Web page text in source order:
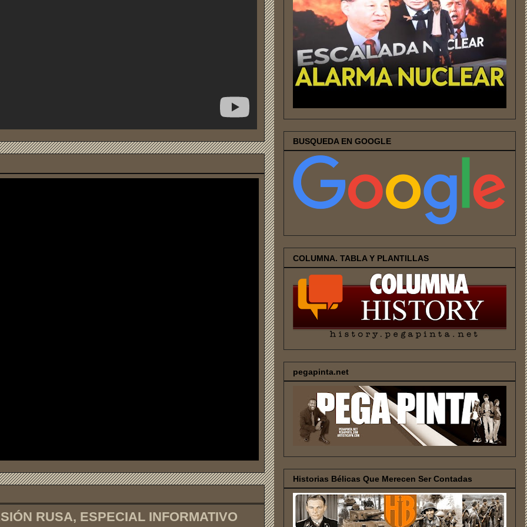
RUSA, ESPECIAL INFORMATIVO
BUSQUEDA EN GOOGLE
COLUMNA. TABLA Y PLANTILLAS
pegapinta.net
Historias Bélicas Que Merecen Ser Contadas